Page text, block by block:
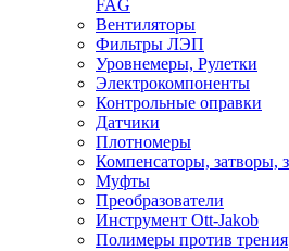
FAG
Вентиляторы
Фильтры ЛЭП
Уровнемеры, Рулетки
Электрокомпоненты
Контрольные оправки
Датчики
Плотномеры
Компенсаторы, затворы,
Муфты
Преобразователи
Инструмент Ott-Jakob
Полимеры против трения